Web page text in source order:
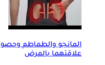
المانجو والطماطم
علاقتهما بالمرض